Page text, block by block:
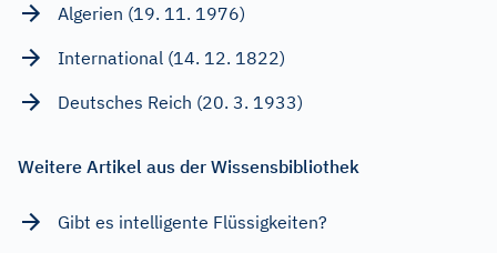
Algerien (19. 11. 1976)
International (14. 12. 1822)
Deutsches Reich (20. 3. 1933)
Weitere Artikel aus der Wissensbibliothek
Gibt es intelligente Flüssigkeiten?